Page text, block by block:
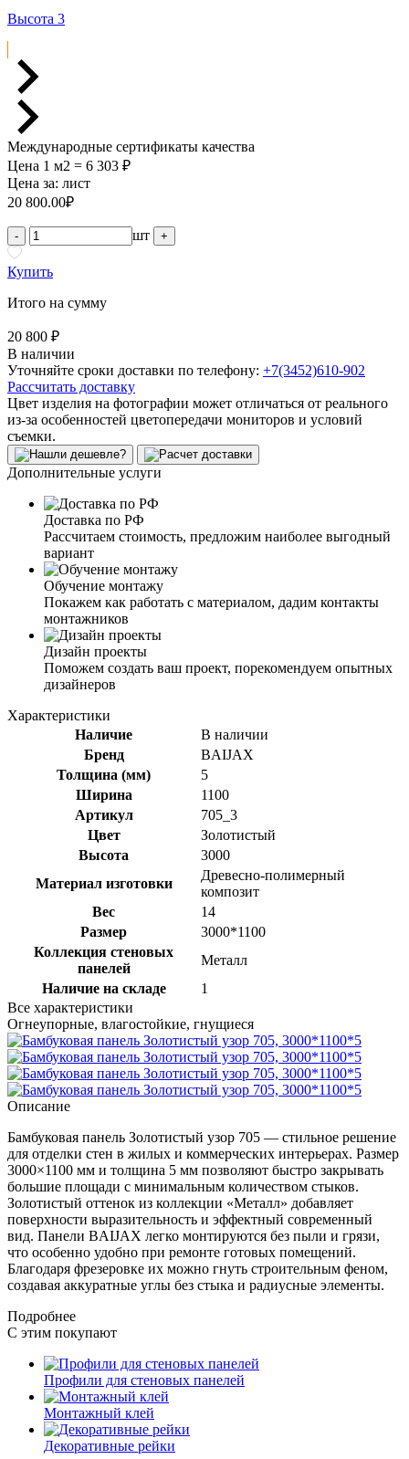
Высота 3
Международные сертификаты качества
Цена 1 м2 = 6 303 ₽
Цена за: лист
20 800.00₽
- шт +
Купить
Итого на сумму
20 800 ₽
В наличии
Уточняйте сроки доставки по телефону: +7(3452)610-902
Рассчитать доставку
Цвет изделия на фотографии может отличаться от реального
из-за особенностей цветопередачи мониторов и условий
съемки.
Дополнительные услуги
Доставка по РФ
Рассчитаем стоимость, предложим наиболее выгодный
вариант
Обучение монтажу
Покажем как работать с материалом, дадим контакты
монтажников
Дизайн проекты
Поможем создать ваш проект, порекомендуем опытных
дизайнеров
Характеристики
Наличие
В наличии
Бренд
BAIJAX
Толщина (мм)
5
Ширина
1100
Артикул
705_3
Цвет
Золотистый
Высота
3000
Материал изготовки
Древесно-полимерный
композит
Вес
14
Размер
3000*1100
Коллекция стеновых
панелей
Металл
Наличие на складе
1
Все характеристики
Огнеупорные, влагостойкие, гнущиеся
Описание
Бамбуковая панель Золотистый узор 705 — стильное решение
для отделки стен в жилых и коммерческих интерьерах. Размер
3000×1100 мм и толщина 5 мм позволяют быстро закрывать
большие площади с минимальным количеством стыков.
Золотистый оттенок из коллекции «Металл» добавляет
поверхности выразительность и эффектный современный
вид. Панели BAIJAX легко монтируются без пыли и грязи,
что особенно удобно при ремонте готовых помещений.
Благодаря фрезеровке их можно гнуть строительным феном,
создавая аккуратные углы без стыка и радиусные элементы.
Подробнее
С этим покупают
Профили для стеновых панелей
Монтажный клей
Декоративные рейки